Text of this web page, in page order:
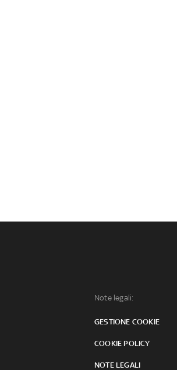
Note legali:
GESTIONE COOKIE
COOKIE POLICY
NOTE LEGALI